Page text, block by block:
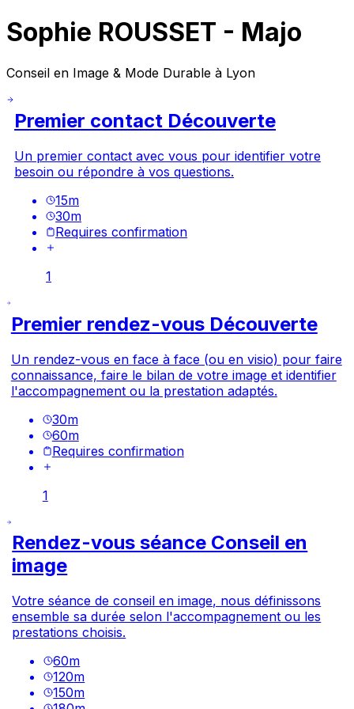
Sophie ROUSSET - Majo
Conseil en Image & Mode Durable à Lyon
Premier contact Découverte
Un premier contact avec vous pour identifier votre
besoin ou répondre à vos questions.
15m
30m
Requires confirmation
1
Premier rendez-vous Découverte
Un rendez-vous en face à face (ou en visio) pour faire
connaissance, faire le bilan de votre image et identifier
l'accompagnement ou la prestation adaptés.
30m
60m
Requires confirmation
1
Rendez-vous séance Conseil en
image
Votre séance de conseil en image, nous définissons
ensemble sa durée selon l'accompagnement ou les
prestations choisis.
60m
120m
150m